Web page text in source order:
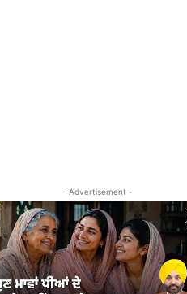
- Advertisement -